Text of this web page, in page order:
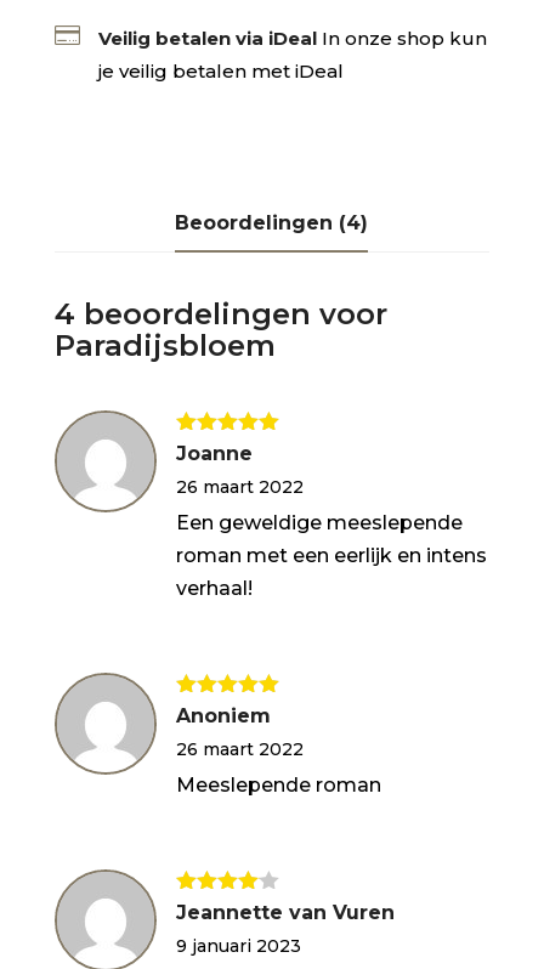
 Veilig betalen via iDeal In onze shop kun
je veilig betalen met iDeal
Beoordelingen (4)
4 beoordelingen voor
Paradijsbloem
Gewaardeerd
Joanne
26 maart 2022
Een geweldige meeslepende
roman met een eerlijk en intens
verhaal!
Gewaardeerd
Anoniem
26 maart 2022
Meeslepende roman
Gewaarde
5
Jeannette van Vuren
9 januari 2023